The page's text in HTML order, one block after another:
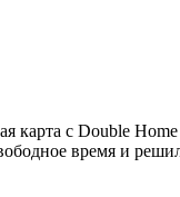
карта с Double
время и